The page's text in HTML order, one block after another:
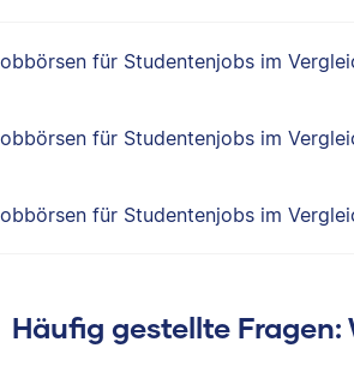
für Studentenjobs im
für Studentenjobs im
für Studentenjobs im
Häufig gestellte